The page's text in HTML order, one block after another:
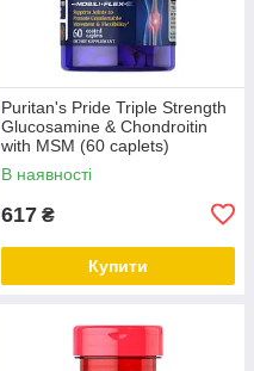
Puritan's Pride Triple Strength
Glucosamine & Chondroitin
with MSM (60 caplets)
В наявності
617 ₴
Купити